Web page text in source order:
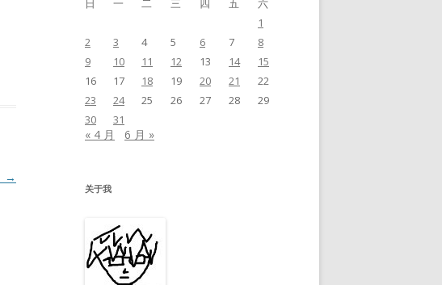
→
日
一 二 三 四 五
六
1
2
3 4 5 6 7
8
9
10 11 12 13 14
15
16
17 18 19 20 21
22
23
24 25 26 27 28
29
30
31
« 4 月 6 月 »
关于我